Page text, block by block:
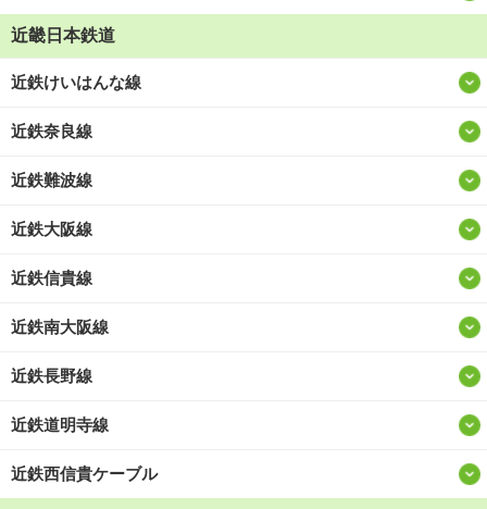
近畿日本鉄道
近鉄けいはんな線
近鉄奈良線
近鉄難波線
近鉄大阪線
近鉄信貴線
近鉄南大阪線
近鉄長野線
近鉄道明寺線
近鉄西信貴ケーブル